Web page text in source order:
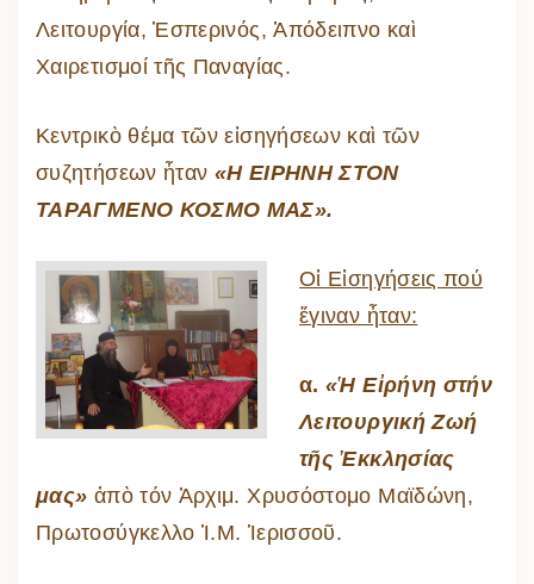
Λειτουργία, Ἑσπερινός, Ἀπόδειπνο καὶ
Χαιρετισμοί τῆς Παναγίας.
Κεντρικὸ θέμα τῶν εἰσηγήσεων καὶ τῶν
συζητήσεων ἦταν «Η ΕΙΡΗΝΗ ΣΤΟΝ
ΤΑΡΑΓΜΕΝΟ ΚΟΣΜΟ ΜΑΣ».
Οἱ Εἰσηγήσεις πού
ἔγιναν ἦταν:
α. «Ἡ Εἰρήνη στήν
Λειτουργική Ζωή
τῆς Ἐκκλησίας
μας» ἀπὸ τόν Ἀρχιμ. Χρυσόστομο Μαϊδώνη,
Πρωτοσύγκελλο Ἱ.Μ. Ἱερισσοῦ.